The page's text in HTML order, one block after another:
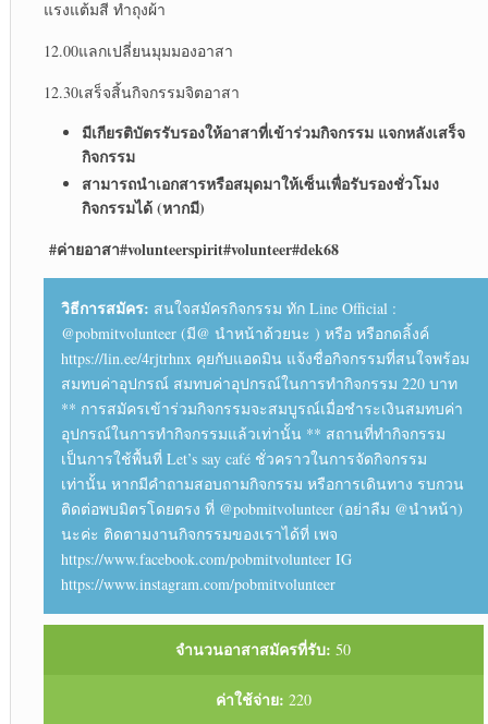
แรงแต้มสี ทำถุงผ้า
12.00แลกเปลี่ยนมุมมองอาสา
12.30เสร็จสิ้นกิจกรรมจิตอาสา
มีเกียรติบัตรรับรองให้อาสาที่เข้าร่วมกิจกรรม แจกหลังเสร็จ
กิจกรรม
สามารถนำเอกสารหรือสมุดมาให้เซ็นเพื่อรับรองชั่วโมง
กิจกรรมได้ (หากมี)
#ค่ายอาสา#volunteerspirit#volunteer#dek68
วิธีการสมัคร: สนใจสมัครกิจกรรม ทัก Line Official :
@pobmitvolunteer (มี@ นำหน้าด้วยนะ ) หรือ หรือกดลิ้งค์
https://lin.ee/4rjtrhnx คุยกับแอดมิน แจ้งชื่อกิจกรรมที่สนใจพร้อม
สมทบค่าอุปกรณ์ สมทบค่าอุปกรณ์ในการทำกิจกรรม 220 บาท
** การสมัครเข้าร่วมกิจกรรมจะสมบูรณ์เมื่อชำระเงินสมทบค่า
อุปกรณ์ในการทำกิจกรรมแล้วเท่านั้น ** สถานที่ทำกิจกรรม
เป็นการใช้พื้นที่ Let’s say café ชั่วคราวในการจัดกิจกรรม
เท่านั้น หากมีคำถามสอบถามกิจกรรม หรือการเดินทาง รบกวน
ติดต่อพบมิตรโดยตรง ที่ @pobmitvolunteer (อย่าลืม @นำหน้า)
นะค่ะ ติดตามงานกิจกรรมของเราได้ที่ เพจ
https://www.facebook.com/pobmitvolunteer IG
https://www.instagram.com/pobmitvolunteer
จำนวนอาสาสมัครที่รับ: 50
ค่าใช้จ่าย: 220